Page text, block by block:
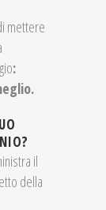
mettere
:
il
della